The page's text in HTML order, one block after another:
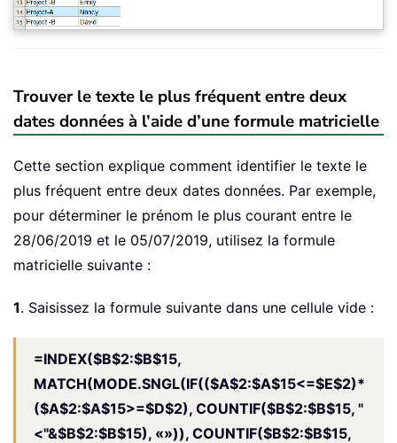
Trouver le texte le plus fréquent entre deux
dates données à l’aide d’une formule matricielle
Cette section explique comment identifier le texte le
plus fréquent entre deux dates données. Par exemple,
pour déterminer le prénom le plus courant entre le
28/06/2019 et le 05/07/2019, utilisez la formule
matricielle suivante :
1. Saisissez la formule suivante dans une cellule vide :
=INDEX($B$2:$B$15,
MATCH(MODE.SNGL(IF(($A$2:$A$15<=$E$2)*
($A$2:$A$15>=$D$2), COUNTIF($B$2:$B$15, "
<"&$B$2:$B$15), «»)), COUNTIF($B$2:$B$15,